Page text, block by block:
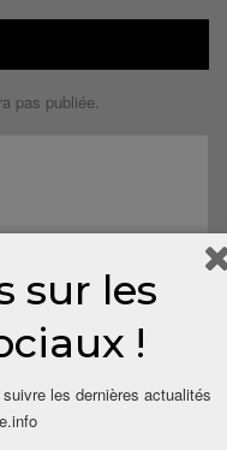
pas publiée.
sur les
!
les dernières actualités